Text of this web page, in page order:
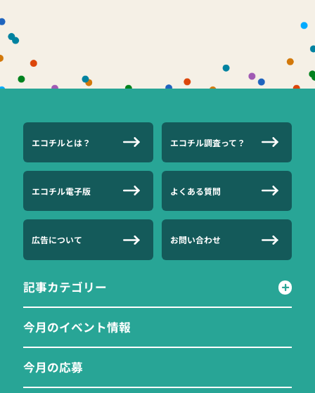
エコチルとは？ エコチル調査って？
エコチル電子版 よくある質問
広告について お問い合わせ
記事カテゴリー
今月のイベント情報
今月の応募